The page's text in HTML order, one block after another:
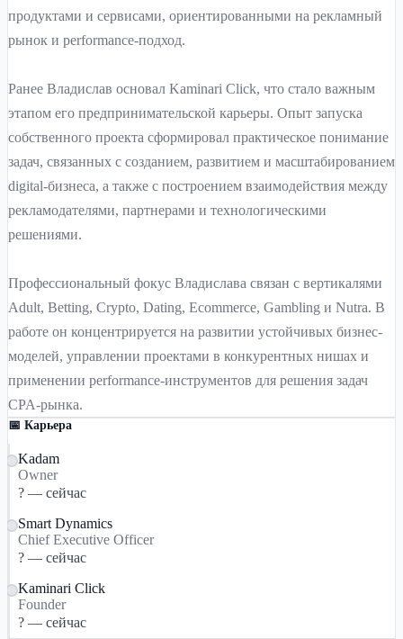
продуктами и сервисами, ориентированными на рекламный
рынок и performance-подход.
Ранее Владислав основал Kaminari Click, что стало важным
этапом его предпринимательской карьеры. Опыт запуска
собственного проекта сформировал практическое понимание
задач, связанных с созданием, развитием и масштабированием
digital-бизнеса, а также с построением взаимодействия между
рекламодателями, партнерами и технологическими
решениями.
Профессиональный фокус Владислава связан с вертикалями
Adult, Betting, Crypto, Dating, Ecommerce, Gambling и Nutra. В
работе он концентрируется на развитии устойчивых бизнес-
моделей, управлении проектами в конкурентных нишах и
применении performance-инструментов для решения задач
CPA-рынка.
📅 Карьера
Kadam
Owner
? — сейчас
Smart Dynamics
Chief Executive Officer
? — сейчас
Kaminari Click
Founder
? — сейчас